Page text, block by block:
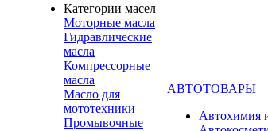
Категории масел
Моторные масла
Гидравлические
масла
Компрессорные
масла
Масло для
мототехники
Промывочные
АВТОТОВАРЫ
Автохимия